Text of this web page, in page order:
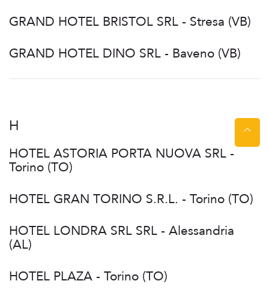
GRAND HOTEL BRISTOL SRL - Stresa (VB)
GRAND HOTEL DINO SRL - Baveno (VB)
H
HOTEL ASTORIA PORTA NUOVA SRL -
Torino (TO)
HOTEL GRAN TORINO S.R.L. - Torino (TO)
HOTEL LONDRA SRL SRL - Alessandria
(AL)
HOTEL PLAZA - Torino (TO)